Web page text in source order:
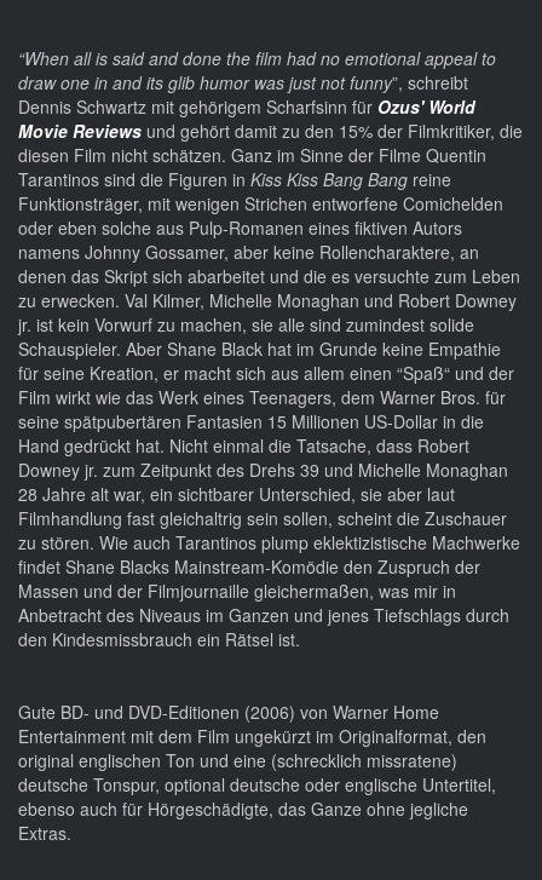
“When all is said and done the film had no emotional appeal to
draw one in and its glib humor was just not funny”, schreibt
Dennis Schwartz mit gehörigem Scharfsinn für Ozus' World
Movie Reviews und gehört damit zu den 15% der Filmkritiker, die
diesen Film nicht schätzen. Ganz im Sinne der Filme Quentin
Tarantinos sind die Figuren in Kiss Kiss Bang Bang reine
Funktionsträger, mit wenigen Strichen entworfene Comichelden
oder eben solche aus Pulp-Romanen eines fiktiven Autors
namens Johnny Gossamer, aber keine Rollencharaktere, an
denen das Skript sich abarbeitet und die es versuchte zum Leben
zu erwecken. Val Kilmer, Michelle Monaghan und Robert Downey
jr. ist kein Vorwurf zu machen, sie alle sind zumindest solide
Schauspieler. Aber Shane Black hat im Grunde keine Empathie
für seine Kreation, er macht sich aus allem einen “Spaß“ und der
Film wirkt wie das Werk eines Teenagers, dem Warner Bros. für
seine spätpubertären Fantasien 15 Millionen US-Dollar in die
Hand gedrückt hat. Nicht einmal die Tatsache, dass Robert
Downey jr. zum Zeitpunkt des Drehs 39 und Michelle Monaghan
28 Jahre alt war, ein sichtbarer Unterschied, sie aber laut
Filmhandlung fast gleichaltrig sein sollen, scheint die Zuschauer
zu stören. Wie auch Tarantinos plump eklektizistische Machwerke
findet Shane Blacks Mainstream-Komödie den Zuspruch der
Massen und der Filmjournaille gleichermaßen, was mir in
Anbetracht des Niveaus im Ganzen und jenes Tiefschlags durch
den Kindesmissbrauch ein Rätsel ist.
Gute BD- und DVD-Editionen (2006) von Warner Home
Entertainment mit dem Film ungekürzt im Originalformat, den
original englischen Ton und eine (schrecklich missratene)
deutsche Tonspur, optional deutsche oder englische Untertitel,
ebenso auch für Hörgeschädigte, das Ganze ohne jegliche
Extras.